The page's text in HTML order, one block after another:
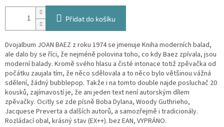
Přidat do košíku
Dvojalbum JOAN BAEZ z roku 1974 se jmenuje Kniha moderních balad,
ale dalo by se říci, že nejméně polovina toho, co kdy Baez zpívala, jsou
moderní balady. Kromě svého hlasu a čisté intonace totiž zpěvačka od
počátku zaujala tím, že něco sdělovala a to něco bylo většinou vážná
sdělení, žádný bubblepop. Takže i na tomto double najde posluchač 20
kousků, zajímavostí je, že ani jeden text není autorským dílem
zpěvačky. Ocitly se zde písně Boba Dylana, Woody Guthrieho,
Jacquese Preverta a dalších autorů, a samozřejmě i tradicionály.
Rozládací obal, krásný stav (EX++). bez EAN, VYPRÁNO.